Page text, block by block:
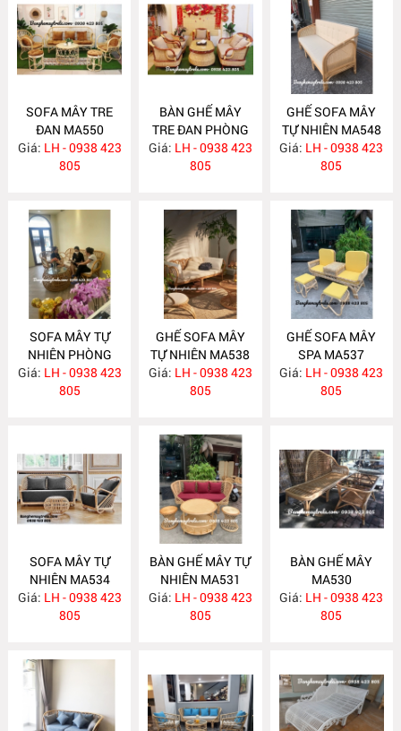
SOFA MÂY TRE
ĐAN MA550
Giá: LH - 0938 423
805
BÀN GHẾ MÂY
TRE ĐAN PHÒNG
KHÁCH MA549
Giá: LH - 0938 423
805
GHẾ SOFA MÂY
TỰ NHIÊN MA548
Giá: LH - 0938 423
805
SOFA MÂY TỰ
NHIÊN PHÒNG
KHÁCH MA547
Giá: LH - 0938 423
805
GHẾ SOFA MÂY
TỰ NHIÊN MA538
Giá: LH - 0938 423
805
GHẾ SOFA MÂY
SPA MA537
Giá: LH - 0938 423
805
SOFA MÂY TỰ
NHIÊN MA534
Giá: LH - 0938 423
805
BÀN GHẾ MÂY TỰ
NHIÊN MA531
Giá: LH - 0938 423
805
BÀN GHẾ MÂY
MA530
Giá: LH - 0938 423
805